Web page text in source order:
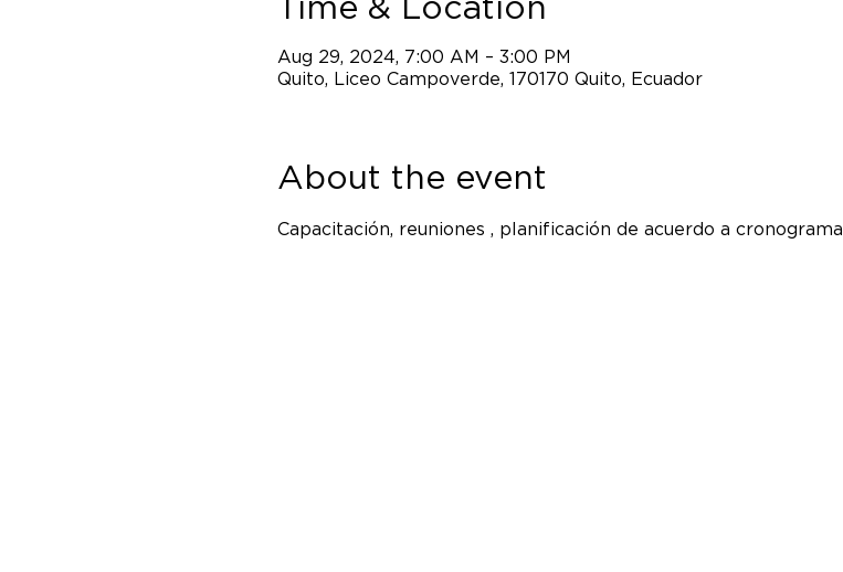
Time & Location
Aug 29, 2024, 7:00 AM – 3:00 PM
Quito, Liceo Campoverde, 170170 Quito, Ecuador
About the event
Capacitación, reuniones , planificación de acuerdo a cronograma